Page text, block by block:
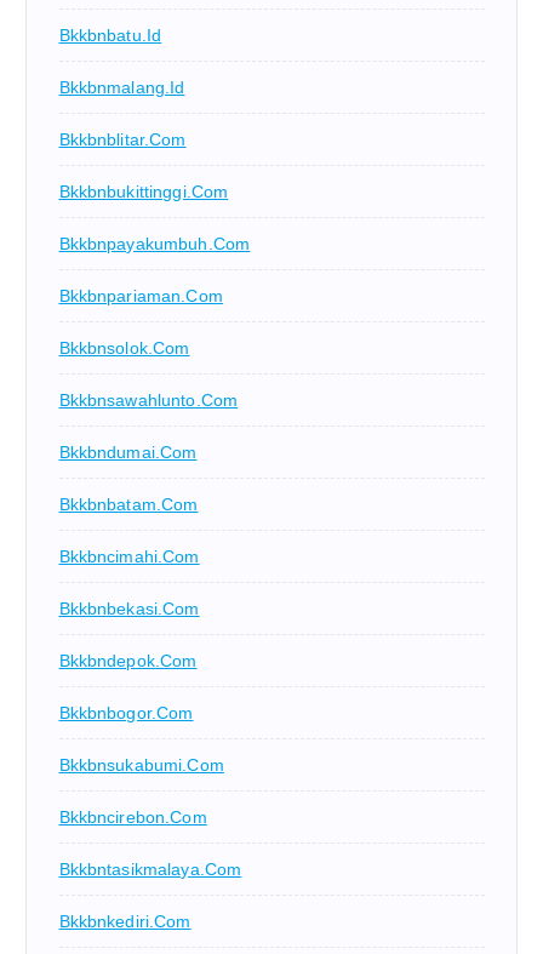
Bkkbnbatu.id
Bkkbnmalang.id
Bkkbnblitar.com
Bkkbnbukittinggi.com
Bkkbnpayakumbuh.com
Bkkbnpariaman.com
Bkkbnsolok.com
Bkkbnsawahlunto.com
Bkkbndumai.com
Bkkbnbatam.com
Bkkbncimahi.com
Bkkbnbekasi.com
Bkkbndepok.com
Bkkbnbogor.com
Bkkbnsukabumi.com
Bkkbncirebon.com
Bkkbntasikmalaya.com
Bkkbnkediri.com